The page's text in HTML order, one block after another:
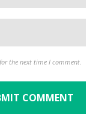
the next time I comment.